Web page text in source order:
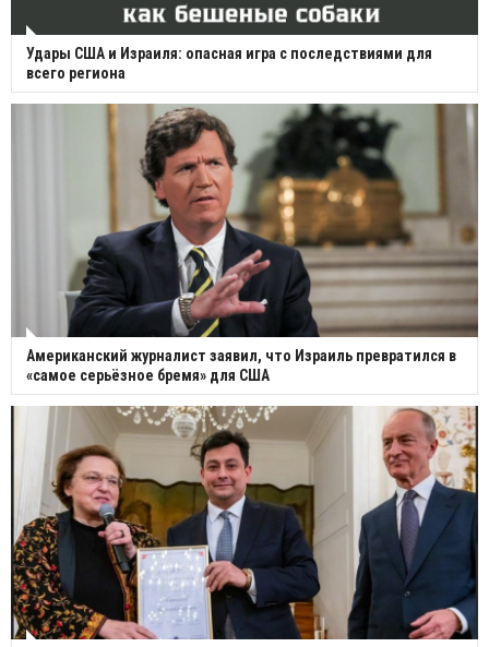
Удары США и Израиля: опасная игра с последствиями для
всего региона
Американский журналист заявил, что Израиль превратился в
«самое серьёзное бремя» для США